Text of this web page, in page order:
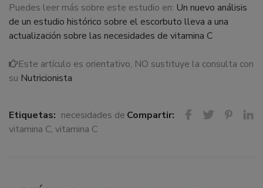
Puedes leer más sobre este estudio en: Un nuevo análisis
de un estudio histórico sobre el escorbuto lleva a una
actualización sobre las necesidades de vitamina C
Este artículo es orientativo, NO sustituye la consulta con
su Nutricionista
Etiquetas: necesidades de
vitamina C, vitamina C
Compartir: